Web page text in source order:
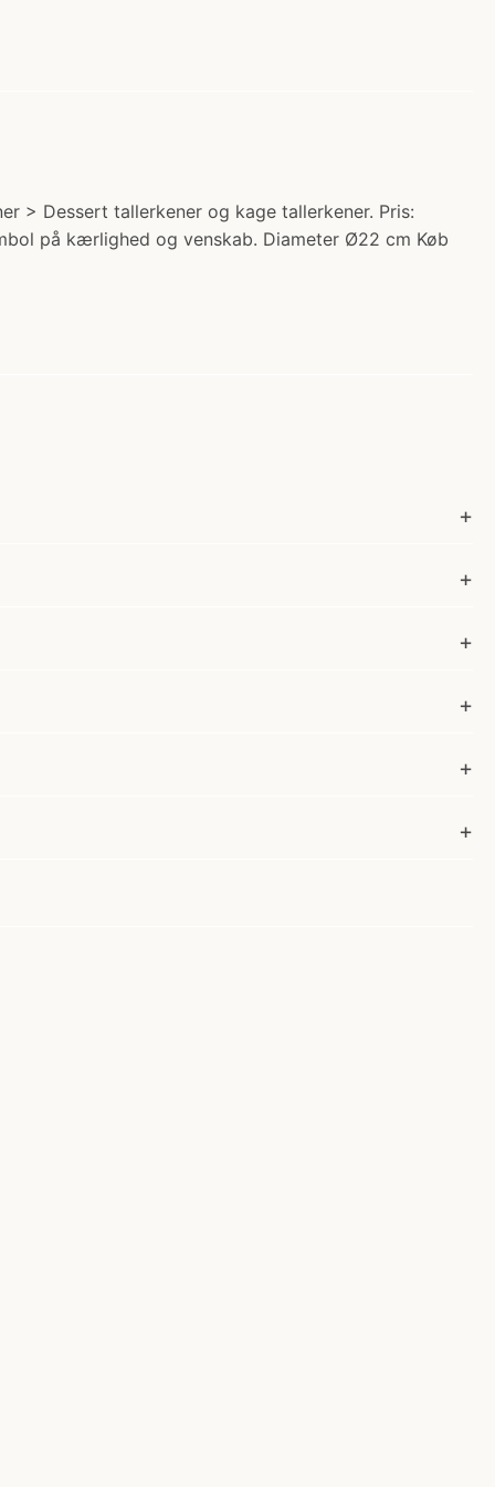
> Dessert tallerkener og kage tallerkener. Pris:
på kærlighed og venskab. Diameter Ø22 cm Køb